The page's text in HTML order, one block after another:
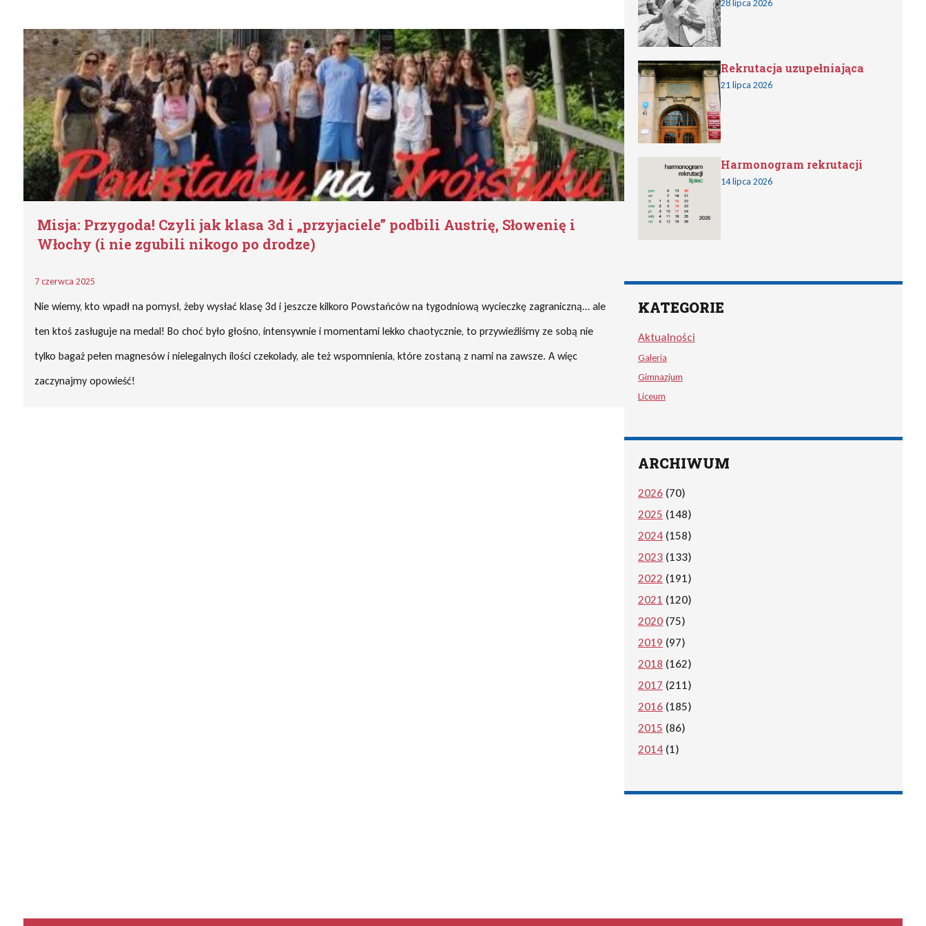
Misja: Przygoda! Czyli jak klasa 3d i „przyjaciele” podbili Austrię, Słowenię i
Włochy (i nie zgubili nikogo po drodze)
7 czerwca 2025
Nie wiemy, kto wpadł na pomysł, żeby wysłać klasę 3d i jeszcze kilkoro Powstańców na tygodniową wycieczkę zagraniczną… ale
ten ktoś zasługuje na medal! Bo choć było głośno, intensywnie i momentami lekko chaotycznie, to przywieźliśmy ze sobą nie
tylko bagaż pełen magnesów i nielegalnych ilości czekolady, ale też wspomnienia, które zostaną z nami na zawsze. A więc
zaczynajmy opowieść!
28 lipca 2026
Rekrutacja uzupełniająca
21 lipca 2026
Harmonogram rekrutacji
14 lipca 2026
KATEGORIE
Aktualności
Galeria
Gimnazjum
Liceum
ARCHIWUM
2026(70)
2025 (148)
2024(158)
2023(133)
2022 (191)
2021 (120)
2020(75)
2019 (97)
2018 (162)
2017 (211)
2016(185)
2015 (86)
2014(1)